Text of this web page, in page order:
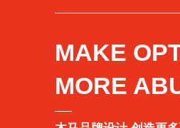
MAKE
MORE